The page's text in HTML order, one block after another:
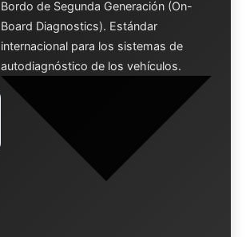
Bordo de Segunda Generación (On-
Board Diagnostics). Estándar
internacional para los sistemas de
autodiagnóstico de los vehículos.